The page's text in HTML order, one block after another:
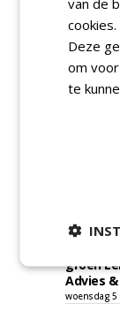
woensdag 5
Irado
gunt AI
groen
Advies
woensdag 5
cookies.
Deze
om
te